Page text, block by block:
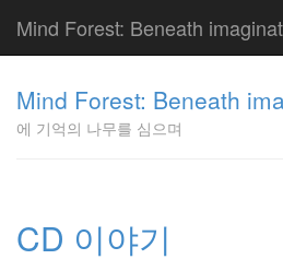
Mind Forest: Beneath
Mind Forest: Beneath
에 기억의 나무를 심으며
CD 이야기
이
의
글